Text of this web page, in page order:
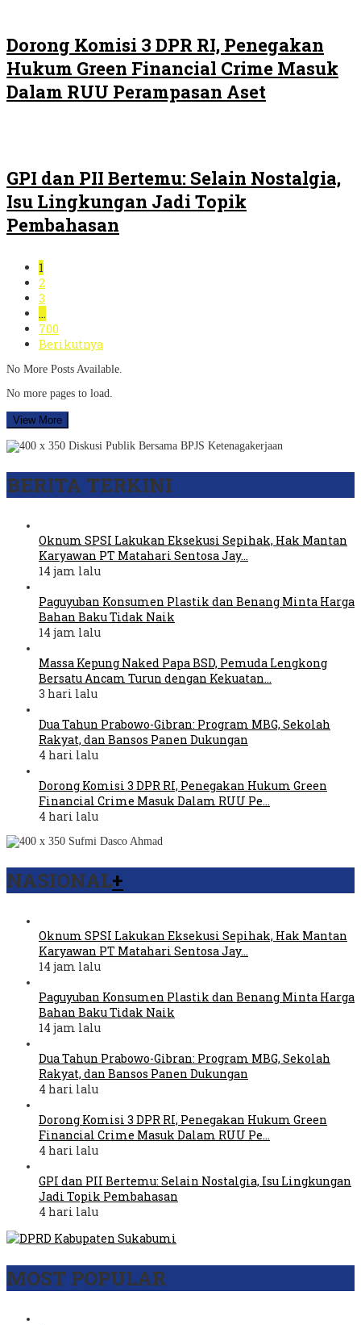
Dorong Komisi 3 DPR RI, Penegakan
Hukum Green Financial Crime Masuk
Dalam RUU Perampasan Aset
GPI dan PII Bertemu: Selain Nostalgia,
Isu Lingkungan Jadi Topik
Pembahasan
1
2
3
…
700
Berikutnya
No More Posts Available.
No more pages to load.
View More
BERITA TERKINI
Oknum SPSI Lakukan Eksekusi Sepihak, Hak Mantan
Karyawan PT Matahari Sentosa Jay…
14 jam lalu
Paguyuban Konsumen Plastik dan Benang Minta Harga
Bahan Baku Tidak Naik
14 jam lalu
Massa Kepung Naked Papa BSD, Pemuda Lengkong
Bersatu Ancam Turun dengan Kekuatan…
3 hari lalu
Dua Tahun Prabowo-Gibran: Program MBG, Sekolah
Rakyat, dan Bansos Panen Dukungan
4 hari lalu
Dorong Komisi 3 DPR RI, Penegakan Hukum Green
Financial Crime Masuk Dalam RUU Pe…
4 hari lalu
NASIONAL+
Oknum SPSI Lakukan Eksekusi Sepihak, Hak Mantan
Karyawan PT Matahari Sentosa Jay…
14 jam lalu
Paguyuban Konsumen Plastik dan Benang Minta Harga
Bahan Baku Tidak Naik
14 jam lalu
Dua Tahun Prabowo-Gibran: Program MBG, Sekolah
Rakyat, dan Bansos Panen Dukungan
4 hari lalu
Dorong Komisi 3 DPR RI, Penegakan Hukum Green
Financial Crime Masuk Dalam RUU Pe…
4 hari lalu
GPI dan PII Bertemu: Selain Nostalgia, Isu Lingkungan
Jadi Topik Pembahasan
4 hari lalu
MOST POPULAR